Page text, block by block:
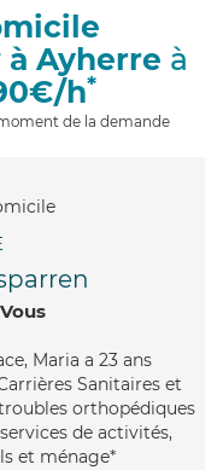
à Ayherre à
h*
de la demande
Maria a 23 ans
Sanitaires et
orthopédiques
de activités,
et ménage*